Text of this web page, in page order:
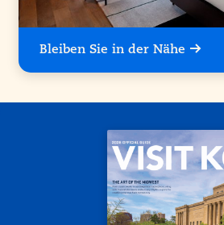
Bleiben Sie in der Nähe